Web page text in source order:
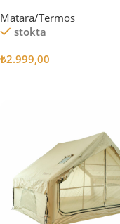
Matara/Termos
stokta
₺2.999,00